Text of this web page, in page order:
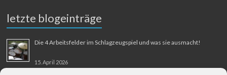
letzte blogeinträge
Die 4 Arbeitsfelder im Schlagzeugspiel und was sie ausmacht!
15. April 2026